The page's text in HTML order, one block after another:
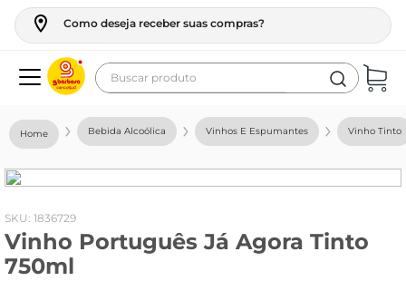
Como deseja receber suas compras?
Buscar produto
Bebida Alcoólica Vinhos E Espumantes Vinho Tinto
: 1836729
Vinho Português Já Agora Tinto
750ml
geladeira
fogao
café
cerveja